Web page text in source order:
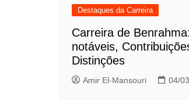
Destaques da Carreira
Carreira de
notáveis,
Distinções
Amir El-Mansouri 04/